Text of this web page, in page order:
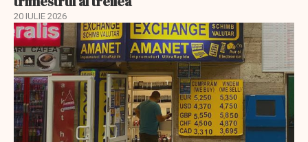
20 IULIE 2026